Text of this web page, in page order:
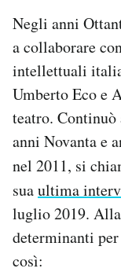
Negli anni
a collaborare
intellettuali
Umberto Eco e
teatro.
anni Novanta e
nel 2011, si
suaultima
luglio 2019.
determinanti
così: